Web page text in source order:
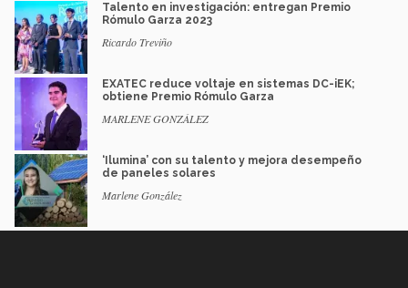
Talento en investigación: entregan Premio
Rómulo Garza 2023
Ricardo Treviño
EXATEC reduce voltaje en sistemas DC-iEK;
obtiene Premio Rómulo Garza
MARLENE GONZÁLEZ
‘Ilumina’ con su talento y mejora desempeño
de paneles solares
Marlene González